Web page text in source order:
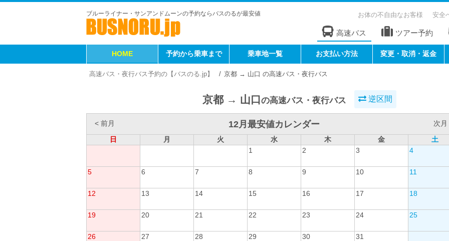
ブルーライナー・サンアンドムーンの予約ならバスのるが最安値 お体の不自由なお客様 安全
高速バス ツアー予約
HOME 予約から乗車まで 乗車地一覧 お支払い方法 変更・取消・返金
高速バス・夜行バス予約の【バスのる.jp】 京都 → 山口 の高速バス・夜行バス
京都 → 山口の高速バス・夜行バス 逆区間
< 前月 12月最安値カレンダー
次月
日
月 火 水 木 金
土
1
2 3 4
5 6 7 8 9 10 11
12 13 14 15 16 17 18
19 20 21 22 23 24 25
26 27 28 29 30 31